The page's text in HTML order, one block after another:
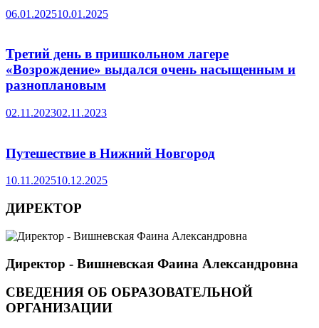
06.01.202510.01.2025
Третий день в пришкольном лагере
«Возрождение» выдался очень насыщенным и
разноплановым
02.11.202302.11.2023
Путешествие в Нижний Новгород
10.11.202510.12.2025
ДИРЕКТОР
Директор - Вишневская Фаина Александровна
СВЕДЕНИЯ ОБ ОБРАЗОВАТЕЛЬНОЙ
ОРГАНИЗАЦИИ